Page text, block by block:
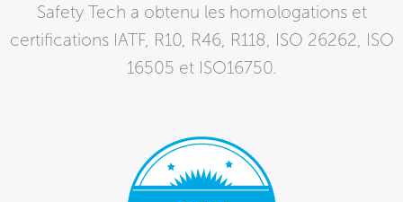
Safety Tech a obtenu les homologations et
certifications IATF, R10, R46, R118, ISO 26262, ISO
16505 et ISO16750.